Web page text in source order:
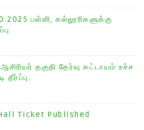
பள்ளி, கல்லூரிகளுக்கு
தகுதி தேர்வு கட்டாயம் உச்ச
தீர்ப்பு.
Ticket Published